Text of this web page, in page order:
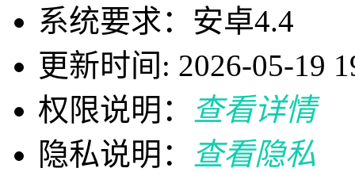
系统要求：安卓4.4
更新时间: 2026-05-19
权限说明：
查看详情
隐私说明：
查看隐私